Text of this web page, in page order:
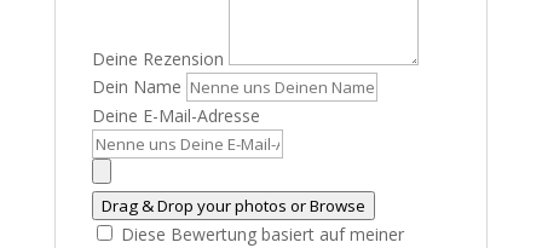
Deine Rezension
Dein Name
Deine E-Mail-Adresse
Drag & Drop your photos orBrowse
Diese Bewertung basiert auf meiner